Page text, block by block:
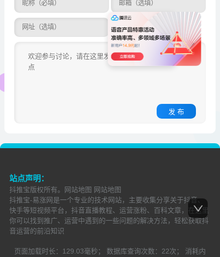
发 布
站点声明：
抖推宝版权所有。 网站地图 网站地图
抖推宝-易涨网是一个专业的技术网站，主要收集分享关于抖音、
快手等短视频平台，抖音直播教程、运营涨粉、百科文章，在这里
你可以找到推广、运营中遇到的一些问题的解决方法，轻松获取抖
音运营的前沿知识
页面加载时长： 129.03毫秒； 数据库查询次数： 22次； 消耗内